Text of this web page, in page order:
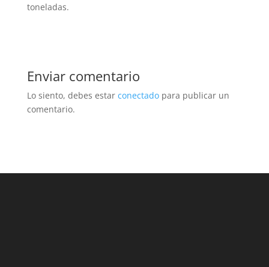
toneladas.
Enviar comentario
Lo siento, debes estar conectadopara publicar un
comentario.